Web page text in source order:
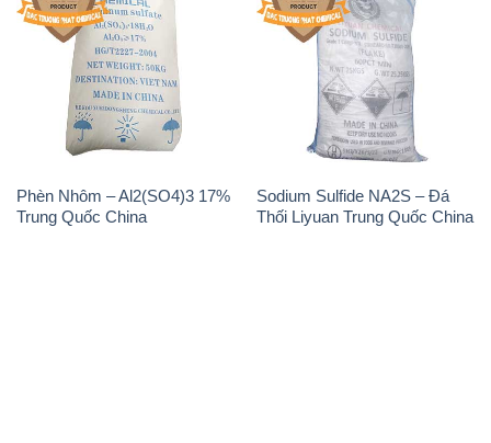
Phèn Nhôm – Al2(SO4)3 17%
Trung Quốc China
Sodium Sulfide NA2S – Đá
Thối Liyuan Trung Quốc China